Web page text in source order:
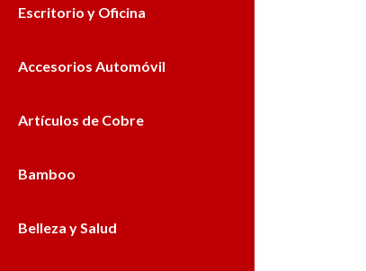
Escritorio y Oficina
Accesorios Automóvil
Artículos de Cobre
Bamboo
Belleza y Salud